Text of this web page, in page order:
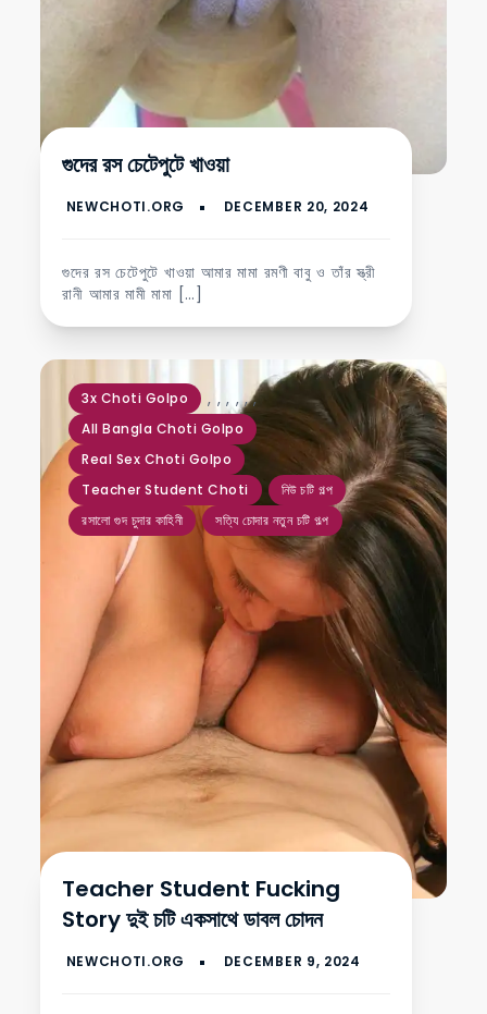
গুদের রস চেটেপুটে খাওয়া
গুদের রস চেটেপুটে খাওয়া আমার মামা রমণী বাবু ও তাঁর স্ত্রী
রানী আমার মামী মামা […]
3x Choti Golpo ,
All Bangla Choti Golpo
,
Real Sex Choti Golpo
,
Teacher Student Choti
,
নিউ চটি গল্প
,
রসালো গুদ চুদার কাহিনী
,
সত্যি চোদার নতুন চটি গল্প
Teacher Student Fucking
Story দুই চটি একসাথে ডাবল চোদন